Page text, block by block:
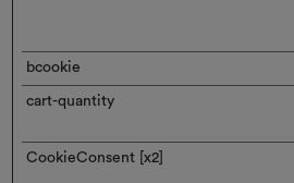
bcookie
cart-quantity
CookieConsent [x2]